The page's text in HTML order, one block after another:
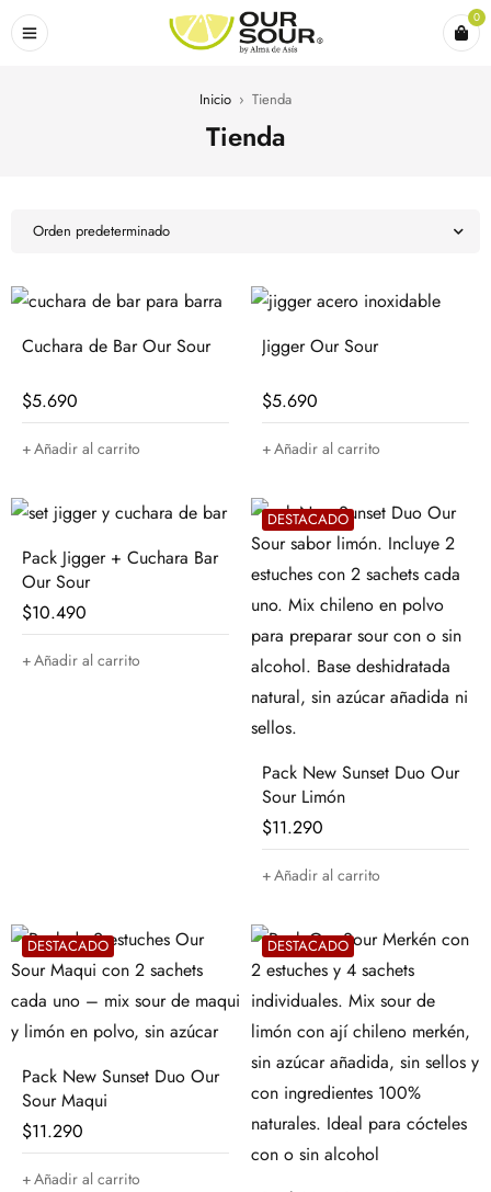
0
Inicio › Tienda
Tienda
Orden predeterminado
Cuchara de Bar Our Sour
$5.690
Añadir al carrito
Jigger Our Sour
$5.690
Añadir al carrito
Pack Jigger + Cuchara Bar
Our Sour
$10.490
Añadir al carrito
DESTACADO
Pack New Sunset Duo Our
Sour Limón
$11.290
Añadir al carrito
DESTACADO
Pack New Sunset Duo Our
Sour Maqui
$11.290
Añadir al carrito
DESTACADO